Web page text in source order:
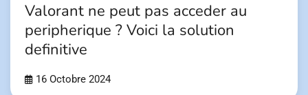
Valorant ne peut pas acceder au
peripherique ? Voici la solution
definitive
16 Octobre 2024